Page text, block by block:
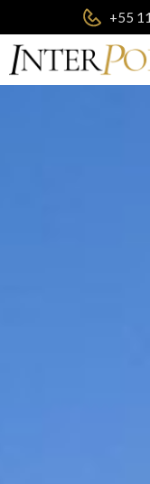
+55